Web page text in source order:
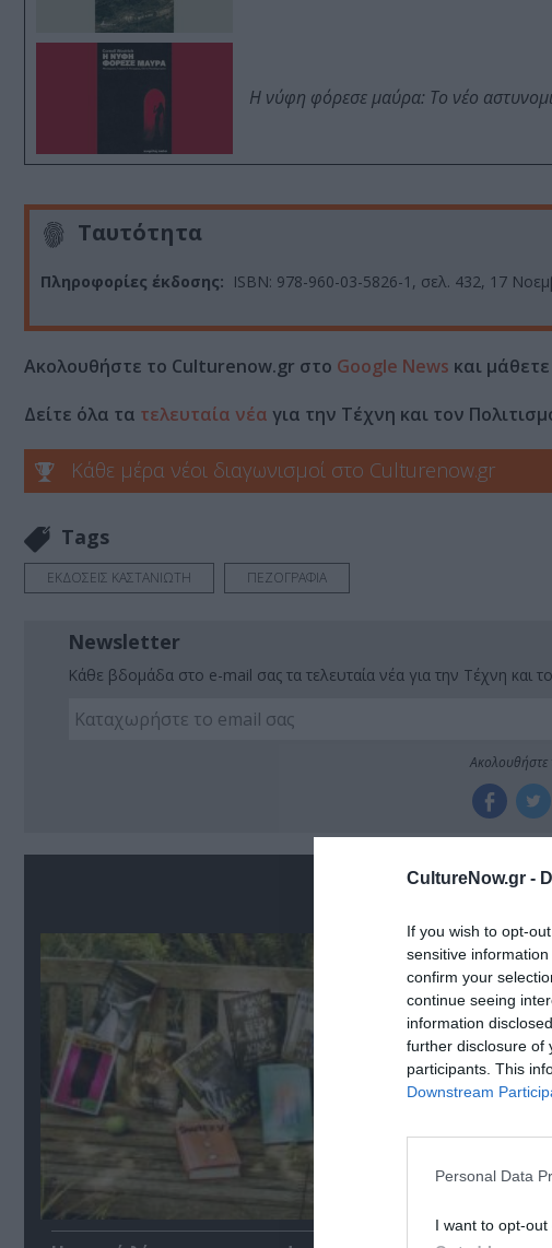
CultureNow.gr -
If you wish to opt-
sensitive
confirm your
continue seeing
information
further disclosure of
participants. This
Downstream
Personal Data
I want to opt-out
Η νύφη φόρεσε μαύρα: Το νέο
Ταυτότητα
Πληροφορίες έκδοσης: ISBN: 978-960-03-5826-1, σελ. 432, 17
Ακολουθήστε το Culturenow.gr στο Google News και
Δείτε όλα τα τελευταία νέα για την Τέχνη και τον
Κάθε μέρα νέοι διαγωνισμοί στο Culturenow.gr
Tags
ΕΚΔΟΣΕΙΣ ΚΑΣΤΑΝΙΩΤΗ ΠΕΖΟΓΡΑΦΙΑ
Newsletter
Κάθε βδομάδα στο e-mail σας τα τελευταία νέα για την Τέχνη και